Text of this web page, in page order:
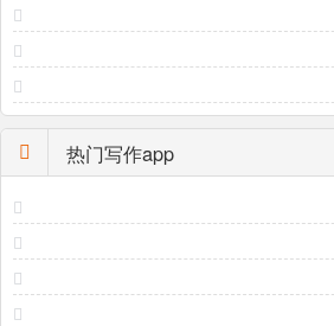
热门写作app